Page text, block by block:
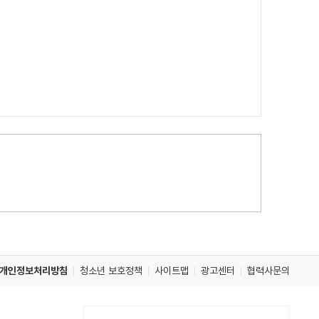
개인정보처리방침 청소년 보호정책 사이트맵 광고센터 협력사문의